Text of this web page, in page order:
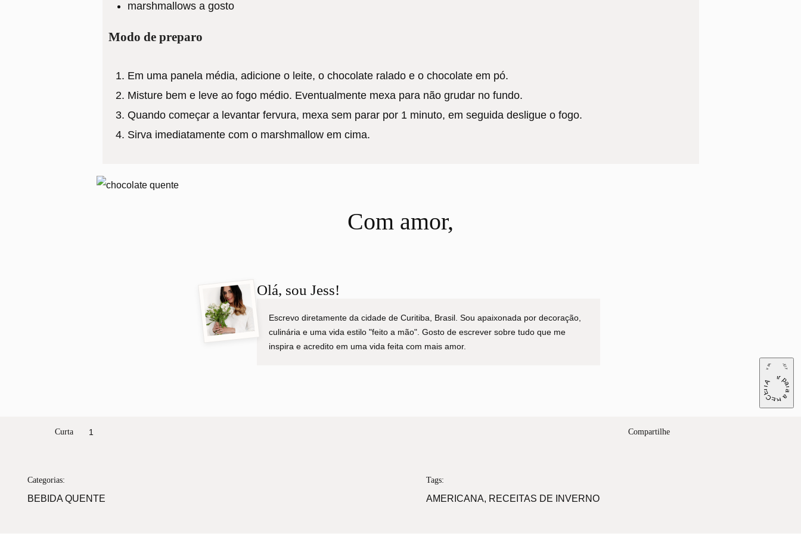
marshmallows a gosto
Modo de preparo
Em uma panela média, adicione o leite, o chocolate ralado e o chocolate em pó.
Misture bem e leve ao fogo médio. Eventualmente mexa para não grudar no fundo.
Quando começar a levantar fervura, mexa sem parar por 1 minuto, em seguida desligue o fogo.
Sirva imediatamente com o marshmallow em cima.
Com amor,
Olá, sou Jess!
Escrevo diretamente da cidade de Curitiba, Brasil. Sou apaixonada por decoração,
culinária e uma vida estilo "feito a mão". Gosto de escrever sobre tudo que me
inspira e acredito em uma vida feita com mais amor.
ir para a RECEITA
ir para a RECEITA
Curta 1 Compartilhe
Categorias:
BEBIDA QUENTE
Tags:
AMERICANA, RECEITAS DE INVERNO